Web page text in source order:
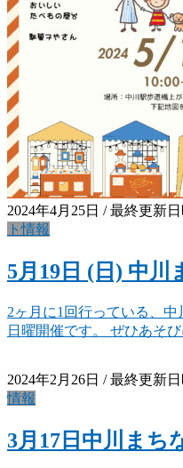
2024年4月25日 / 最終更新日
ト情報
5月19日 (日) 中川
2ヶ月に1回行っている、中
日曜開催です。 ぜひあそ
2024年2月26日 / 最終更新日
情報
3月17日中川まち